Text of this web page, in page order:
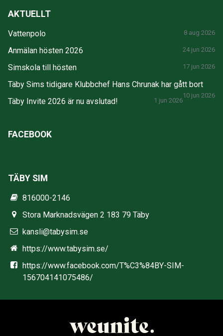
AKTUELLT
Vattenpolo 8 aug 2026
Anmälan hösten 2026 24 jun 2026
Simskola till hösten 17 jun 2026
Täby Sims tidigare Klubbchef Hans Chrunak har gått bort
10 jun 2026
Täby Invite 2026 är nu avslutad! 1 jun 2026
FACEBOOK
TÄBY SIM
816000-2146
Stora Marknadsvägen 2 183 79 Täby
kansli@tabysim.se
https://www.tabysim.se/
https://www.facebook.com/T%C3%84BY-SIM-
156704141075486/